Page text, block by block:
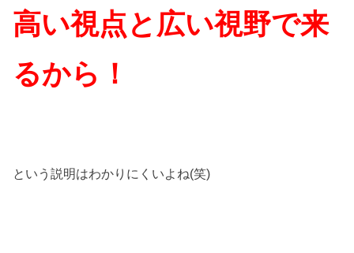
高い視点と広い視野で来
るから！
という説明はわかりにくいよね(笑)